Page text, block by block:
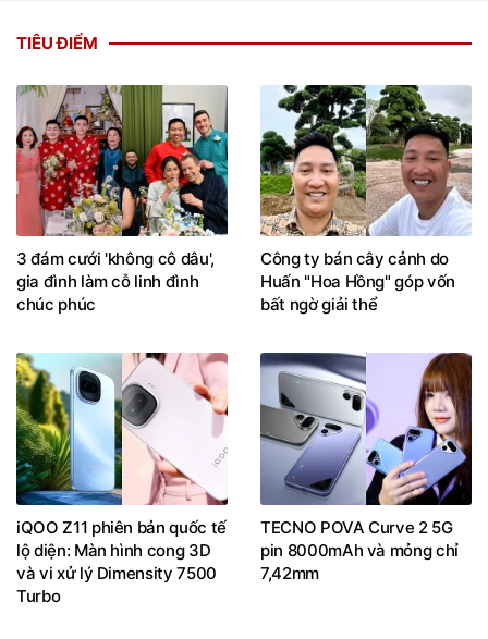
TIÊU ĐIỂM
3 đám cưới 'không cô dâu',
gia đình làm cỗ linh đình
chúc phúc
Công ty bán cây cảnh do
Huấn "Hoa Hồng" góp vốn
bất ngờ giải thể
iQOO Z11 phiên bản quốc tế
lộ diện: Màn hình cong 3D
và vi xử lý Dimensity 7500
Turbo
TECNO POVA Curve 2 5G
pin 8000mAh và mỏng chỉ
7,42mm